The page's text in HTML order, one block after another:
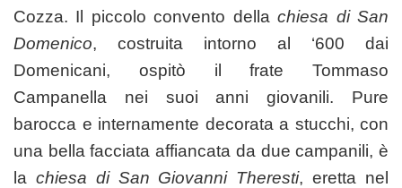
Cozza. Il piccolo convento dellachiesa di San
Domenico, costruita intorno al ‘600 dai
Domenicani, ospitò il frate Tommaso
Campanella nei suoi anni giovanili. Pure
barocca e internamente decorata a stucchi, con
una bella facciata affiancata da due campanili, è
la chiesa di San Giovanni Theresti, eretta nel